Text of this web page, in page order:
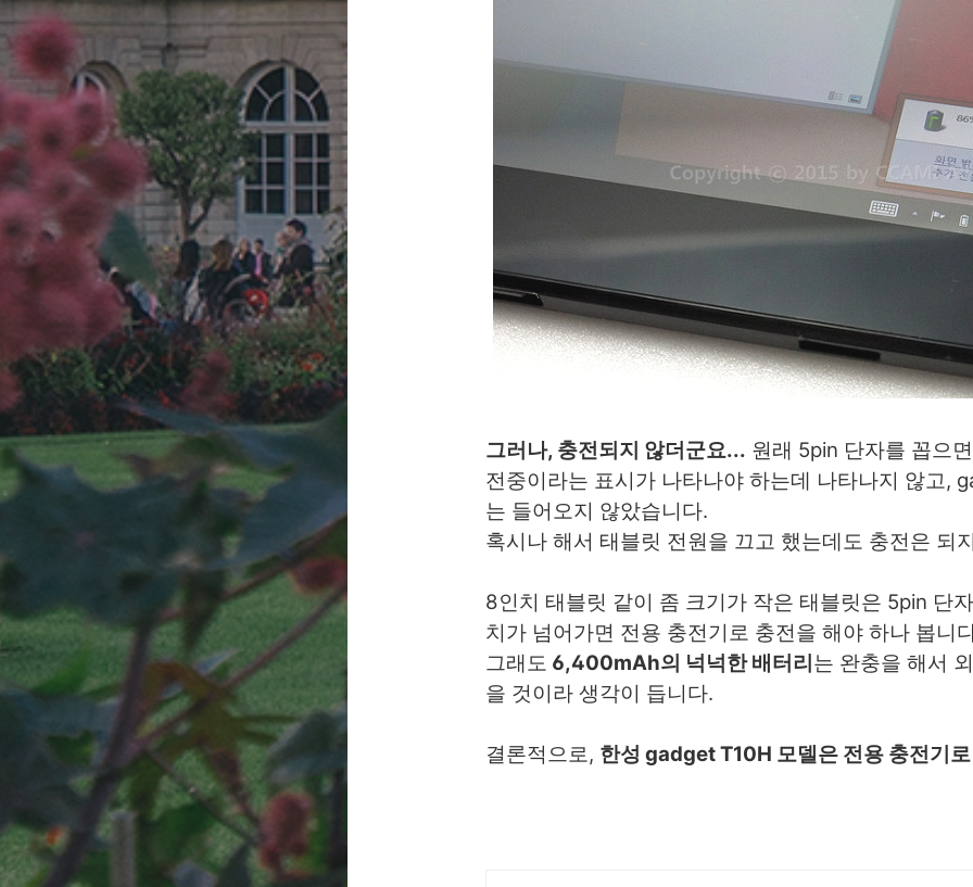
그러나, 충전되지 않더군요... 원래 5pin 단자를 꼽으
전중이라는 표시가 나타나야 하는데 나타나지 않고,
는 들어오지 않았습니다.
혹시나 해서 태블릿 전원을 끄고 했는데도 충전은 되
8인치 태블릿 같이 좀 크기가 작은 태블릿은 5pin 단
치가 넘어가면 전용 충전기로 충전을 해야 하나 봅니
그래도 6,400mAh의 넉넉한 배터리 는 완충을 해서
을 것이라 생각이 듭니다.
결론적으로, 한성 gadget T10H 모델은 전용 충전기